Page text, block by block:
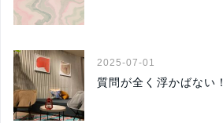
2025-07-01
質問が全く浮かばない！